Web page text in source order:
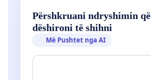
Përshkruani ndryshimin që
dëshironi të shihni
Më Pushtet nga AI